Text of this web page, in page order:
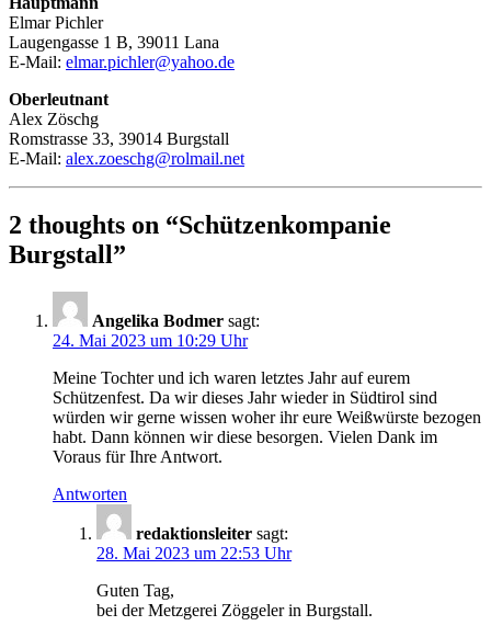
Elmar Pichler
Laugengasse 1 B, 39011 Lana
E-Mail: elmar.pichler@yahoo.de
Oberleutnant
Alex Zöschg
Romstrasse 33, 39014 Burgstall
E-Mail: alex.zoeschg@rolmail.net
2 thoughts on “Schützenkompanie
Burgstall”
Angelika Bodmer sagt:
24. Mai 2023 um 10:29 Uhr
Meine Tochter und ich waren letztes Jahr auf eurem
Schützenfest. Da wir dieses Jahr wieder in Südtirol sind
würden wir gerne wissen woher ihr eure Weißwürste bezogen
habt. Dann können wir diese besorgen. Vielen Dank im
Voraus für Ihre Antwort.
Antworten
redaktionsleiter sagt:
28. Mai 2023 um 22:53 Uhr
Guten Tag,
bei der Metzgerei Zöggeler in Burgstall.